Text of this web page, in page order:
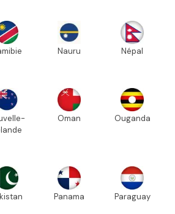
Nauru Népal
Oman Ouganda
Panama Paraguay